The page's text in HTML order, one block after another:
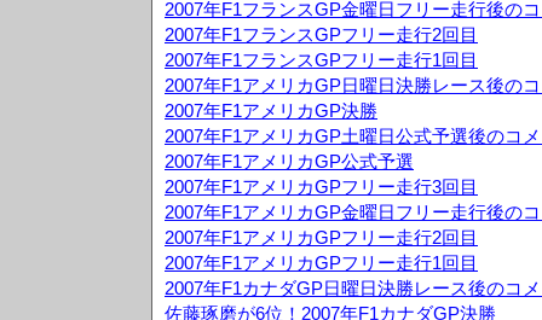
2007年F1フランスGP金曜日フリー走行後の
2007年F1フランスGPフリー走行2回目
2007年F1フランスGPフリー走行1回目
2007年F1アメリカGP日曜日決勝レース後の
2007年F1アメリカGP決勝
2007年F1アメリカGP土曜日公式予選後のコ
2007年F1アメリカGP公式予選
2007年F1アメリカGPフリー走行3回目
2007年F1アメリカGP金曜日フリー走行後の
2007年F1アメリカGPフリー走行2回目
2007年F1アメリカGPフリー走行1回目
2007年F1カナダGP日曜日決勝レース後のコ
佐藤琢磨が6位！2007年F1カナダGP決勝